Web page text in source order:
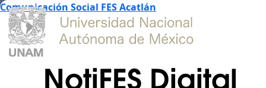
Comunicación Social FES Acatlán
NotiFES Digital